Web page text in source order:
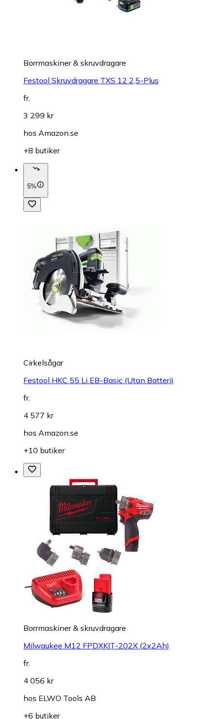
Borrmaskiner & skruvdragare
Festool Skruvdragare TXS 12 2,5-Plus
fr.
3 299 kr
hos Amazon.se
+8 butiker
5%
Cirkelsågar
Festool HKC 55 Li EB-Basic (Utan Batteri)
fr.
4 577 kr
hos Amazon.se
+10 butiker
Borrmaskiner & skruvdragare
Milwaukee M12 FPDXKIT-202X (2x2Ah)
fr.
4 056 kr
hos ELWO Tools AB
+6 butiker